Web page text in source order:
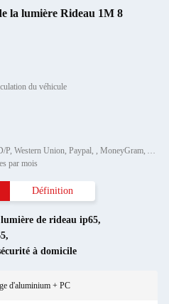
la lumière Rideau 1M 8
du véhicule
Conditions de paiement: T/T, L/C, D/A, D/P, Western Union, Paypal, , MoneyGram, Alipay et ainsi de suite.
par mois
Définition
de rideau ip65,
,
à domicile
d'aluminium + PC